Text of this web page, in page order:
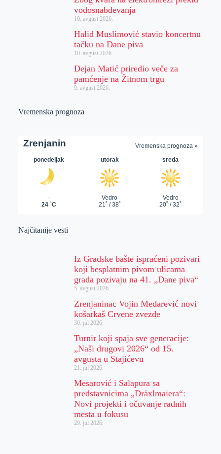
vodosnabdevanja
10. avgust 2026.
Halid Muslimović stavio koncertnu
tačku na Dane piva
10. avgust 2026.
Dejan Matić priredio veče za
pamćenje na Žitnom trgu
9. avgust 2026.
Vremenska prognoza
Najčitanije vesti
Iz Gradske bašte ispraćeni pozivari
koji besplatnim pivom ulicama
grada pozivaju na 41. „Dane piva“
5. avgust 2026.
Zrenjaninac Vojin Medarević novi
košarkaš Crvene zvezde
30. jul 2026.
Turnir koji spaja sve generacije:
„Naši drugovi 2026“ od 15.
avgusta u Stajićevu
21. jul 2026.
Mesarović i Salapura sa
predstavnicima „Dräxlmaiera“:
Novi projekti i očuvanje radnih
mesta u fokusu
29. jul 2026.